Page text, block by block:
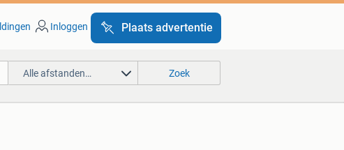
Inloggen Plaats advertentie
Alle afstanden… Zoek